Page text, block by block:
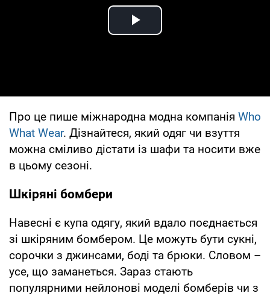
Play Video
Про це пише міжнародна модна компанія Who
What Wear. Дізнайтеся, який одяг чи взуття
можна сміливо дістати із шафи та носити вже
в цьому сезоні.
Шкіряні бомбери
Навесні є купа одягу, який вдало поєднається
зі шкіряним бомбером. Це можуть бути сукні,
сорочки з джинсами, боді та брюки. Словом –
усе, що заманеться. Зараз стають
популярними нейлонові моделі бомберів чи з